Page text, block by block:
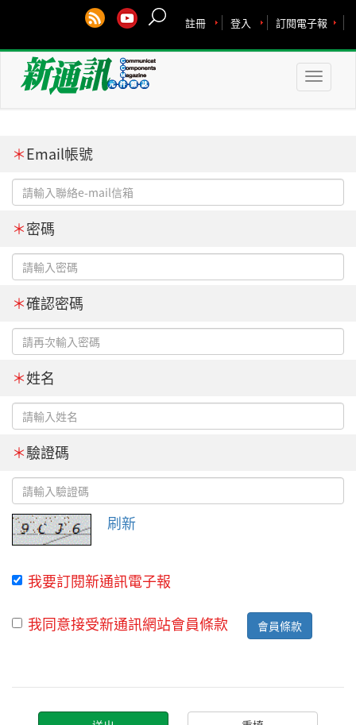
訂閱電子報
登入
註冊
Toggle
＊Email帳號
＊密碼
＊確認密碼
＊姓名
＊驗證碼
刷新
我要訂閱新通訊電子報
我同意接受新通訊網站會員條款
會員條款